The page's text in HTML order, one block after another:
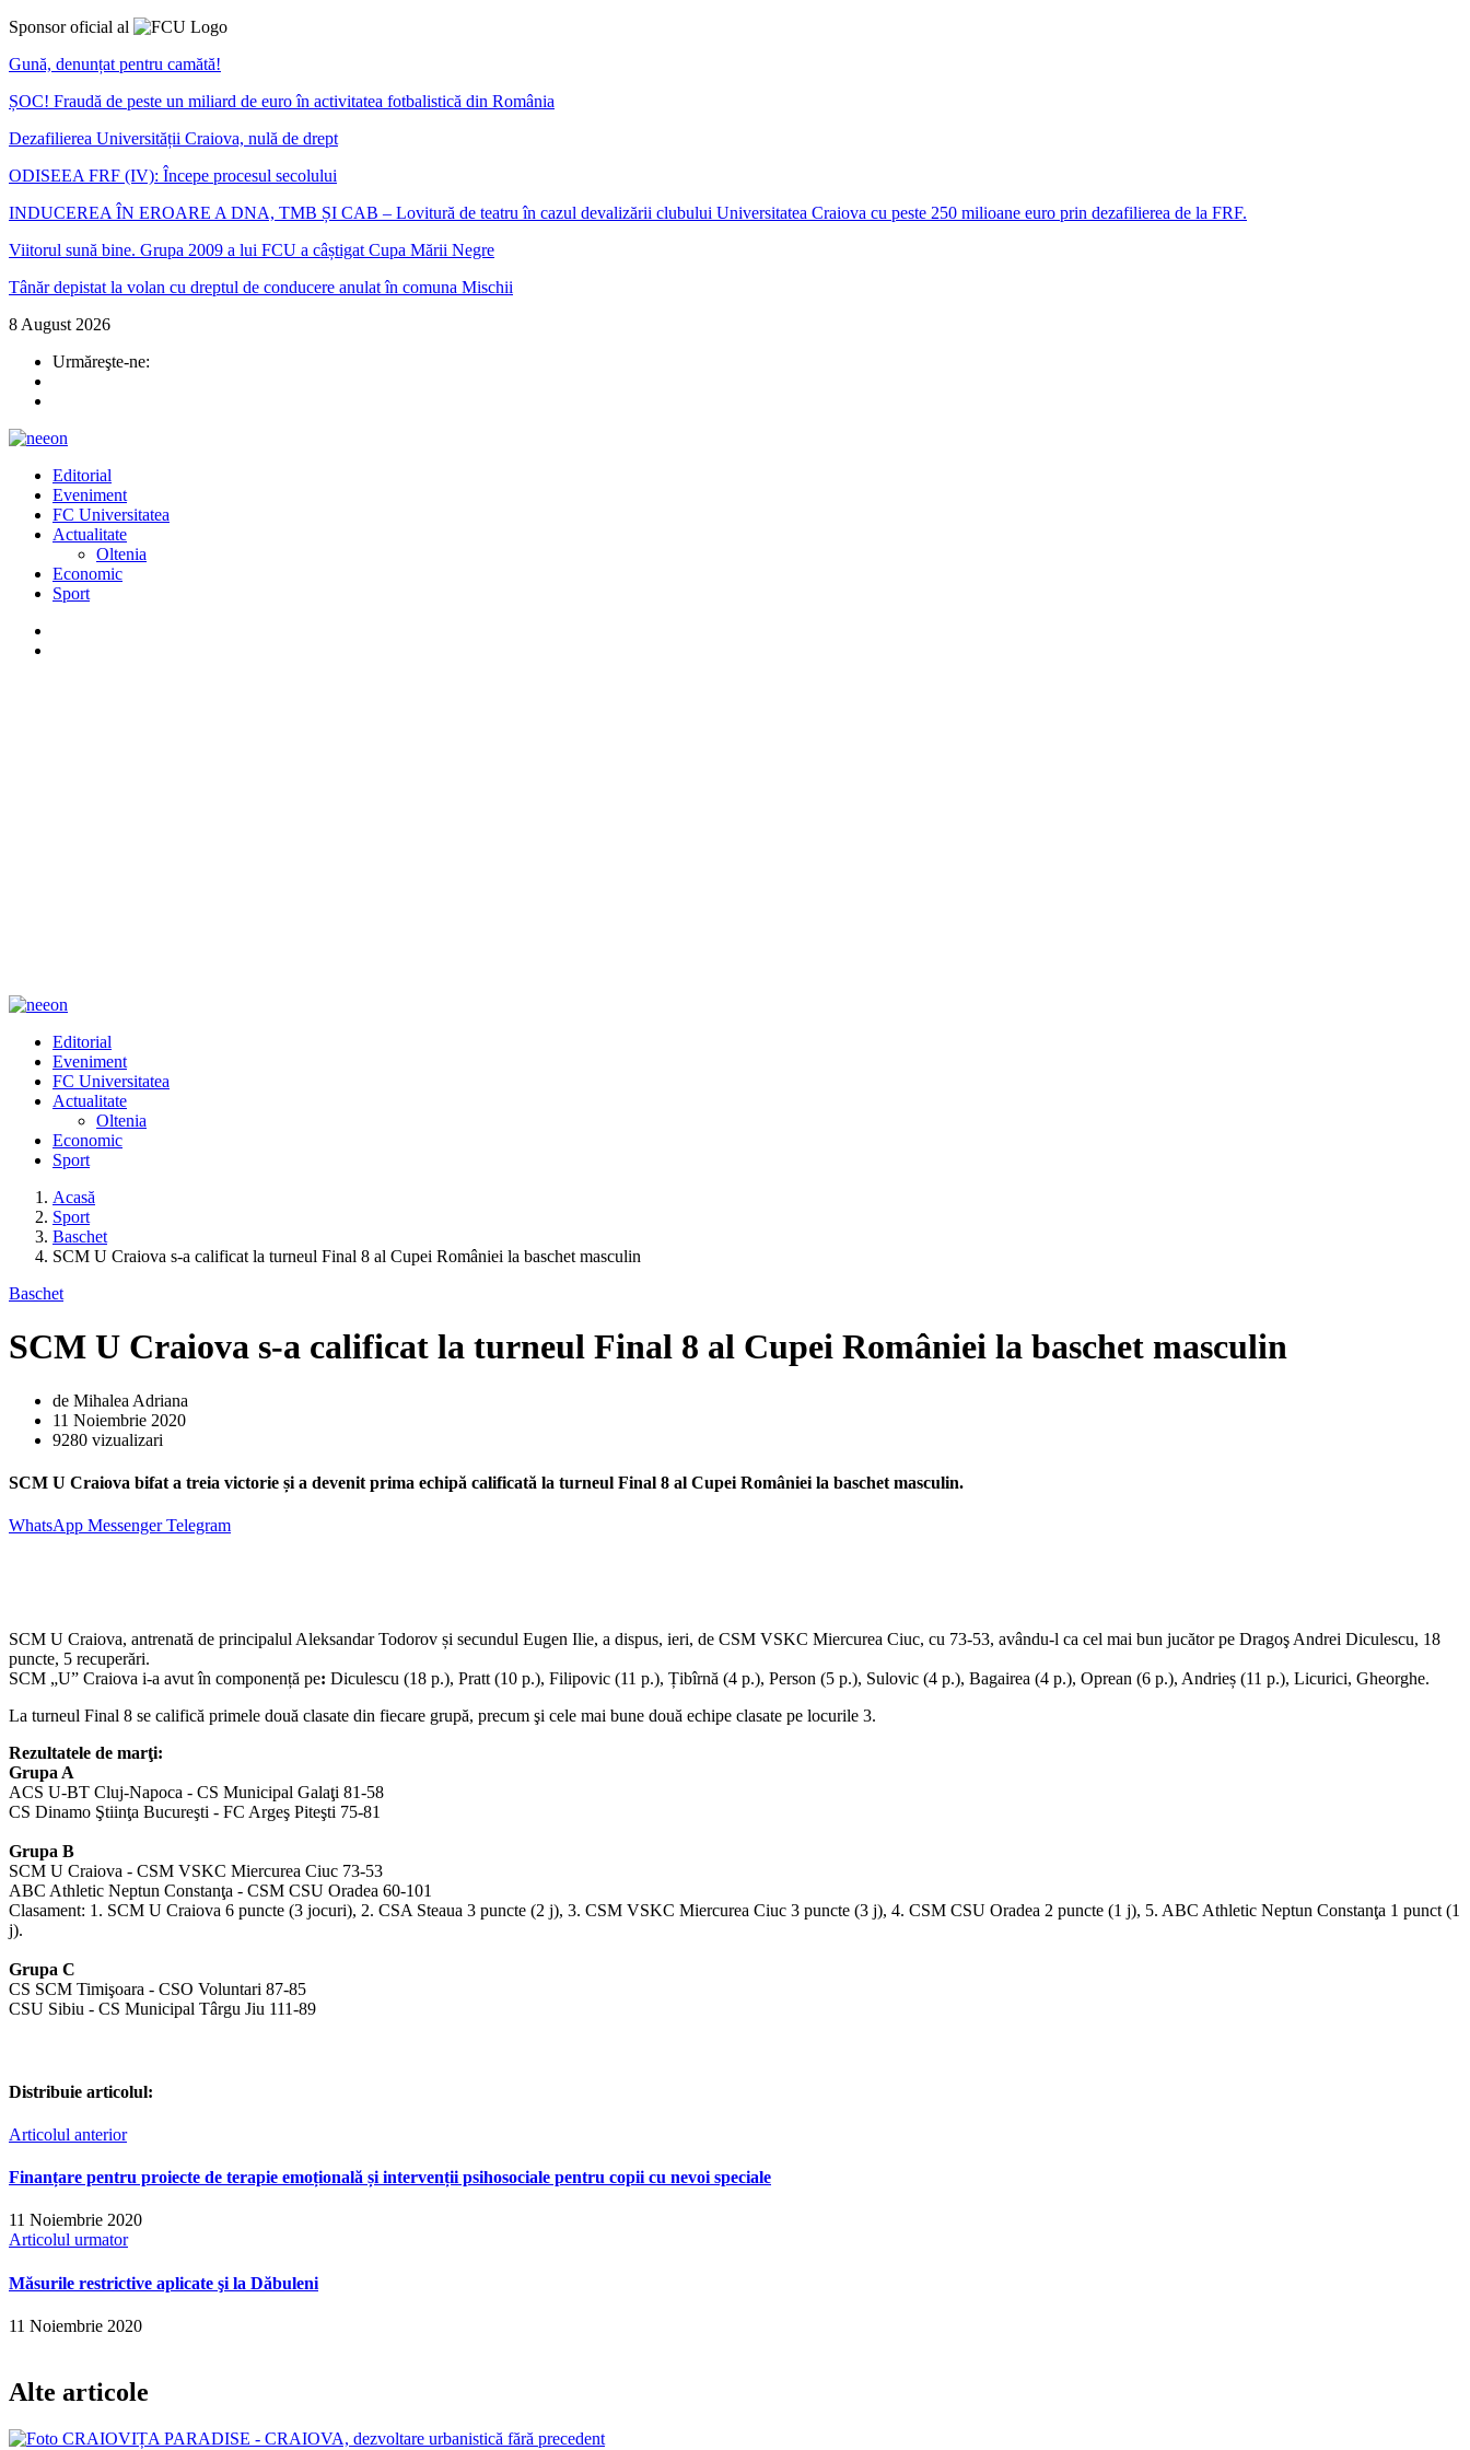
Sponsor oficial al
Gună, denunțat pentru camătă!
ȘOC! Fraudă de peste un miliard de euro în activitatea fotbalistică din România
Dezafilierea Universității Craiova, nulă de drept
ODISEEA FRF (IV): Începe procesul secolului
INDUCEREA ÎN EROARE A DNA, TMB ȘI CAB – Lovitură de teatru în cazul devalizării clubului Universitatea Craiova cu peste 250 milioane euro prin dezafilierea de la FRF.
Viitorul sună bine. Grupa 2009 a lui FCU a câștigat Cupa Mării Negre
Tânăr depistat la volan cu dreptul de conducere anulat în comuna Mischii
8 August 2026
Urmăreşte-ne:
Editorial
Eveniment
FC Universitatea
Actualitate
Oltenia
Economic
Sport
Editorial
Eveniment
FC Universitatea
Actualitate
Oltenia
Economic
Sport
Acasă
Sport
Baschet
SCM U Craiova s-a calificat la turneul Final 8 al Cupei României la baschet masculin
Baschet
SCM U Craiova s-a calificat la turneul Final 8 al Cupei României la baschet masculin
de Mihalea Adriana
11 Noiembrie 2020
9280 vizualizari
SCM U Craiova bifat a treia victorie și a devenit prima echipă calificată la turneul Final 8 al Cupei României la baschet masculin.
WhatsApp MessengerTelegram
SCM U Craiova, antrenată de principalul Aleksandar Todorov și secundul Eugen Ilie, a dispus, ieri, de CSM VSKC Miercurea Ciuc, cu 73-53, avându-l ca cel mai bun jucător pe Dragoş Andrei Diculescu, 18
puncte, 5 recuperări.
SCM „U” Craiova i-a avut în componență pe: Diculescu (18 p.), Pratt (10 p.), Filipovic (11 p.), Țibîrnă (4 p.), Person (5 p.), Sulovic (4 p.), Bagairea (4 p.), Oprean (6 p.), Andrieș (11 p.), Licurici, Gheorghe.
La turneul Final 8 se califică primele două clasate din fiecare grupă, precum şi cele mai bune două echipe clasate pe locurile 3.
Rezultatele de marţi:
Grupa A
ACS U-BT Cluj-Napoca - CS Municipal Galaţi 81-58
CS Dinamo Ştiinţa Bucureşti - FC Argeş Piteşti 75-81
Grupa B
SCM U Craiova - CSM VSKC Miercurea Ciuc 73-53
ABC Athletic Neptun Constanţa - CSM CSU Oradea 60-101
Clasament: 1. SCM U Craiova 6 puncte (3 jocuri), 2. CSA Steaua 3 puncte (2 j), 3. CSM VSKC Miercurea Ciuc 3 puncte (3 j), 4. CSM CSU Oradea 2 puncte (1 j), 5. ABC Athletic Neptun Constanţa 1 punct (1
j).
Grupa C
CS SCM Timişoara - CSO Voluntari 87-85
CSU Sibiu - CS Municipal Târgu Jiu 111-89
Distribuie articolul:
Articolul anterior
Finanțare pentru proiecte de terapie emoțională și intervenții psihosociale pentru copii cu nevoi speciale
11 Noiembrie 2020
Articolul urmator
Măsurile restrictive aplicate şi la Dăbuleni
11 Noiembrie 2020
Alte articole